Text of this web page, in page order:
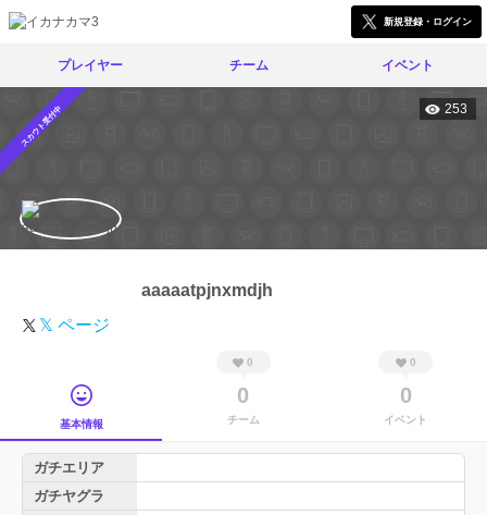
新規登録・ログイン
プレイヤー チーム イベント
スカウト受付中 253
aaaaatpjnxmdjh
𝕏 ページ
基本情報
0
0
チーム
0
0
イベント
ガチエリア
ガチヤグラ